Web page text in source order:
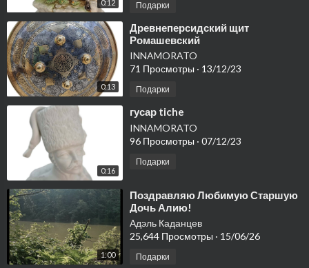
0:12 Подарки
0:13
⁣Древнеперсидский щит
Ромашевский
INNAMORATO
71 Просмотры · 13/12/23
Подарки
0:16
⁣гусар tiche
INNAMORATO
96 Просмотры · 07/12/23
Подарки
1:00
⁣Поздравляю Любимую Старшую
Дочь Алию!
Адэль Каданцев
25,644 Просмотры · 15/06/26
Подарки